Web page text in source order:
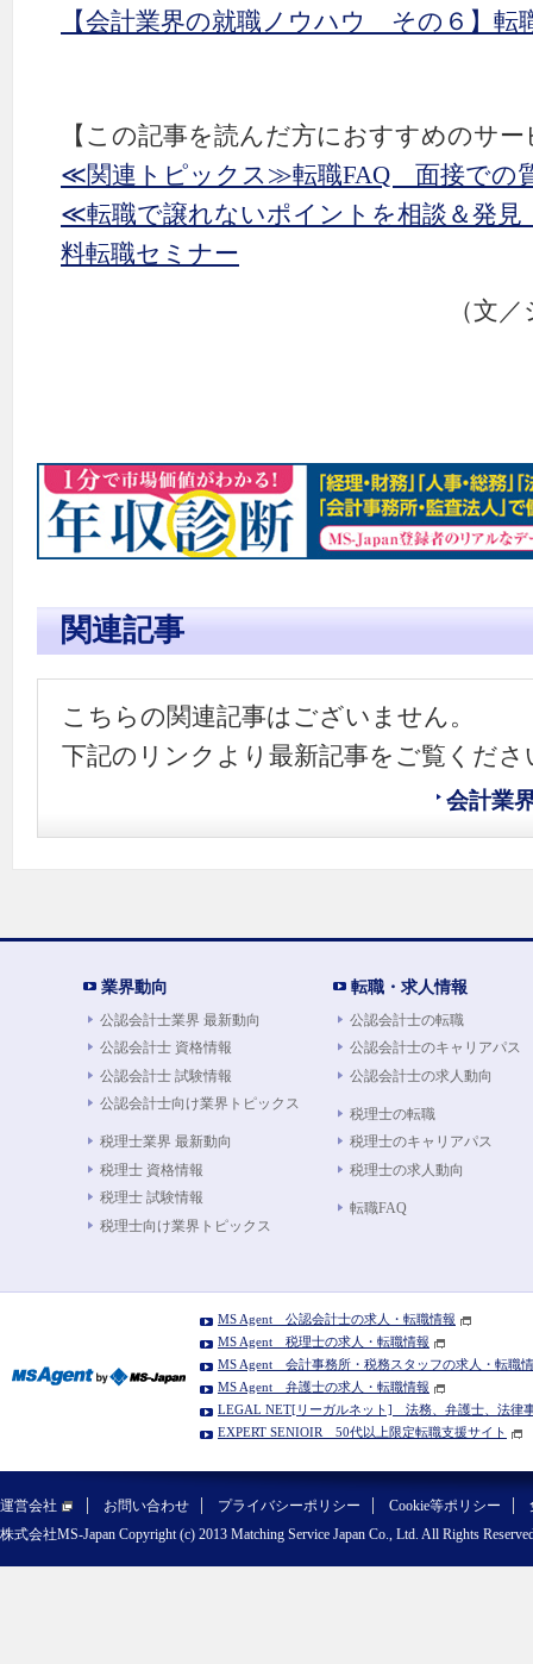
【会計業界の就職ノウハウ その６】転
【この記事を読んだ方におすすめのサー
≪関連トピックス≫転職FAQ 面接での
≪転職で譲れないポイントを相談＆発見
料転職セミナー
（文
関連記事
こちらの関連記事はございません。
下記のリンクより最新記事をご覧くださ
会計業
業界動向
公認会計士業界 最新動向
公認会計士 資格情報
公認会計士 試験情報
公認会計士向け業界トピックス
税理士業界 最新動向
税理士 資格情報
税理士 試験情報
税理士向け業界トピックス
転職・求人情報
公認会計士の転職
公認会計士のキャリアパス
公認会計士の求人動向
税理士の転職
税理士のキャリアパス
税理士の求人動向
転職FAQ
MS Agent 公認会計士の求人・転職情報
MS Agent 税理士の求人・転職情報
MS Agent 会計事務所・税務スタッフの求人・転職
MS Agent 弁護士の求人・転職情報
LEGAL NET[リーガルネット] 法務、弁護士、法律
EXPERT SENIOIR 50代以上限定転職支援サイト
運営会社 お問い合わせ プライバシーポリシー Cookie等ポリシー
株式会社MS-Japan Copyright (c) 2013 Matching Service Japan Co., Ltd. All Rights